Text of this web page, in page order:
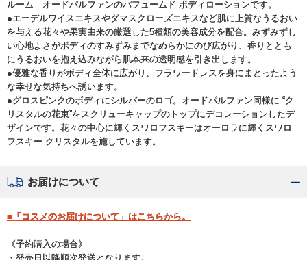
ルーム オードパルファンのパフュームド ボディローションです。
●エーデルワイスエキスやダマスクローズエキスなど肌に上質なうるおい
を与える花々や果実由来の厳選した5種類の美容成分を配合。みずみずし
い心地よさがボディのすみずみまでなめらかにのび広がり、香りととも
にうるおいを抱え込みながら肌本来の透明感を引き出します。
●優雅な香りがボディ全体に広がり、フラワードレスを身にまとったよう
な幸せな気持ちへ誘います。
●グロスピンクのボディにシルバーのロゴ。オードパルファン同様に “ク
リスタルの花束”をスクリューキャップのトップにデコレーションしたデ
ザインです。花々の中心に輝くスワロフスキーはオーロラに輝くスワロ
フスキー クリスタルを施しています。
お届けについて
■「コスメのお届けについて」はこちらから。
《予約購入の場合》
・発売日以降順次発送となります。